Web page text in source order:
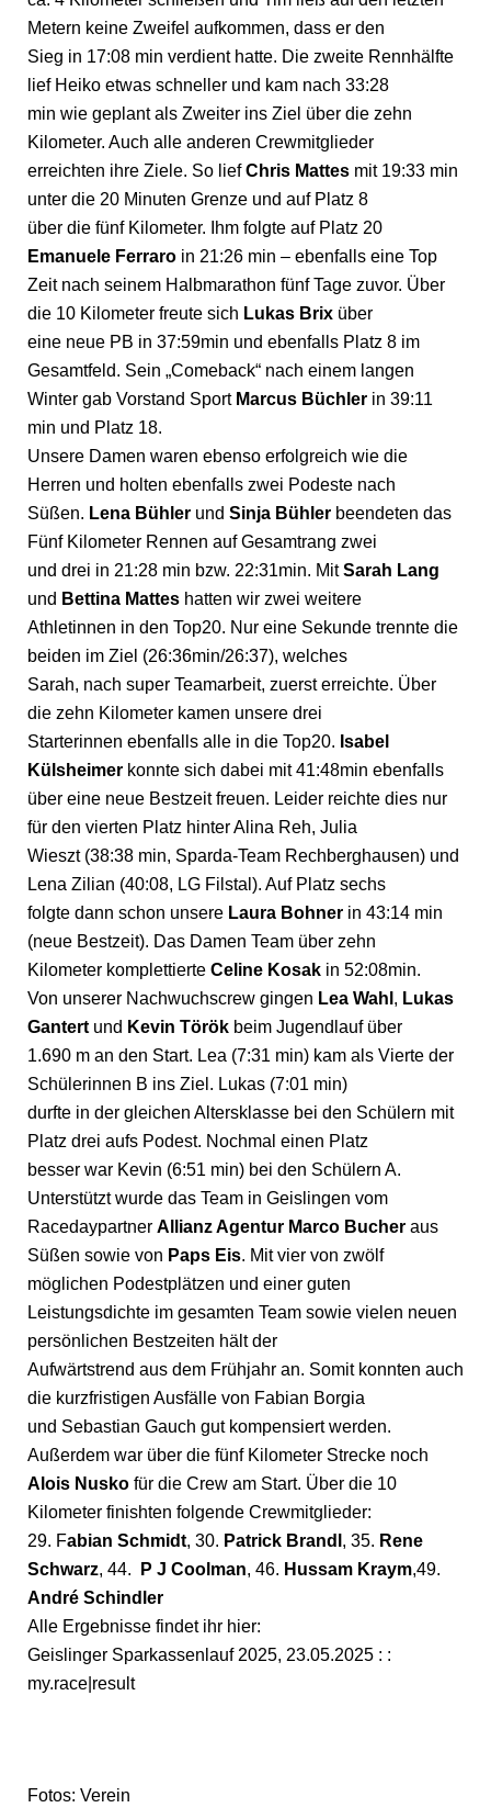
Metern keine Zweifel aufkommen, dass er den
Sieg in 17:08 min verdient hatte. Die zweite Rennhälfte
lief Heiko etwas schneller und kam nach 33:28
min wie geplant als Zweiter ins Ziel über die zehn
Kilometer. Auch alle anderen Crewmitglieder
erreichten ihre Ziele. So liefChris Mattes mit 19:33 min
unter die 20 Minuten Grenze und auf Platz 8
über die fünf Kilometer. Ihm folgte auf Platz 20
Emanuele Ferraro in 21:26 min – ebenfalls eine Top
Zeit nach seinem Halbmarathon fünf Tage zuvor. Über
die 10 Kilometer freute sich Lukas Brix über
eine neue PB in 37:59min und ebenfalls Platz 8 im
Gesamtfeld. Sein „Comeback“ nach einem langen
Winter gab Vorstand Sport Marcus Büchler in 39:11
min und Platz 18.
Unsere Damen waren ebenso erfolgreich wie die
Herren und holten ebenfalls zwei Podeste nach
Süßen. Lena Bühler und Sinja Bühler beendeten das
Fünf Kilometer Rennen auf Gesamtrang zwei
und drei in 21:28 min bzw. 22:31min. MitSarah Lang
und Bettina Mattes hatten wir zwei weitere
Athletinnen in den Top20. Nur eine Sekunde trennte die
beiden im Ziel (26:36min/26:37), welches
Sarah, nach super Teamarbeit, zuerst erreichte. Über
die zehn Kilometer kamen unsere drei
Starterinnen ebenfalls alle in die Top20. Isabel
Külsheimer konnte sich dabei mit 41:48min ebenfalls
über eine neue Bestzeit freuen. Leider reichte dies nur
für den vierten Platz hinter Alina Reh, Julia
Wieszt (38:38 min, Sparda-Team Rechberghausen) und
Lena Zilian (40:08, LG Filstal). Auf Platz sechs
folgte dann schon unsere Laura Bohner in 43:14 min
(neue Bestzeit). Das Damen Team über zehn
Kilometer komplettierte Celine Kosak in 52:08min.
Von unserer Nachwuchscrew gingen Lea Wahl , Lukas
Gantert und Kevin Török beim Jugendlauf über
1.690 m an den Start. Lea (7:31 min) kam als Vierte der
Schülerinnen B ins Ziel. Lukas (7:01 min)
durfte in der gleichen Altersklasse bei den Schülern mit
Platz drei aufs Podest. Nochmal einen Platz
besser war Kevin (6:51 min) bei den Schülern A.
Unterstützt wurde das Team in Geislingen vom
Racedaypartner Allianz Agentur Marco Bucher aus
Süßen sowie von Paps Eis. Mit vier von zwölf
möglichen Podestplätzen und einer guten
Leistungsdichte im gesamten Team sowie vielen neuen
persönlichen Bestzeiten hält der
Aufwärtstrend aus dem Frühjahr an. Somit konnten auch
die kurzfristigen Ausfälle von Fabian Borgia
und Sebastian Gauch gut kompensiert werden.
Außerdem war über die fünf Kilometer Strecke noch
Alois Nusko für die Crew am Start. Über die 10
Kilometer finishten folgende Crewmitglieder:
29. Fabian Schmidt, 30. Patrick Brandl , 35. Rene
Schwarz, 44. P J Coolman, 46. Hussam Kraym,49.
André Schindler
Alle Ergebnisse findet ihr hier:
Geislinger Sparkassenlauf 2025, 23.05.2025 : :
my.race|result
Fotos: Verein